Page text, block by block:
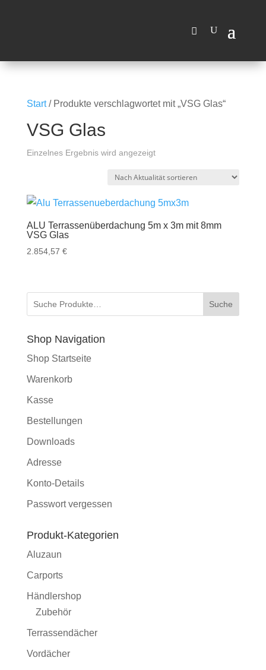
Start/ Produkte verschlagwortet mit „VSG Glas“
VSG Glas
Einzelnes Ergebnis wird angezeigt
ALU Terrassenüberdachung 5m x 3m mit 8mm
VSG Glas
2.854,57 €
Suche
Shop Navigation
Shop Startseite
Warenkorb
Kasse
Bestellungen
Downloads
Adresse
Konto-Details
Passwort vergessen
Produkt-Kategorien
Aluzaun
Carports
Händlershop
Zubehör
Terrassendächer
Vordächer
OK, Verstanden